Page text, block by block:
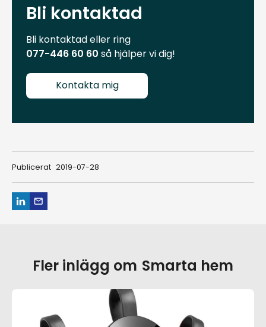
Bli kontaktad
Bli kontaktad eller ring
077-446 60 60 så hjälper vi dig!
Kontakta mig
Publicerat 2019-07-28
Fler inlägg om Smarta hem